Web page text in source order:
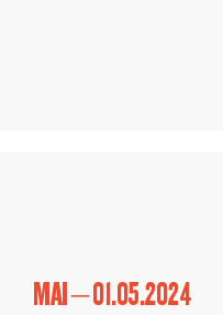
MAI – 01.05.2024